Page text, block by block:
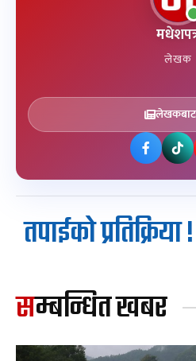
लेखक
तपाईको प्रतिक्रिया !
सम्बन्धित खबर